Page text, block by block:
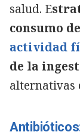
salud. E
consumo
actividad
de la
alternativas